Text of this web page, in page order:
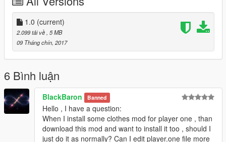
1.0 (current)
2.099 tải về , 5 MB
09 Tháng chín, 2017
6 Bình luận
BlackBaron Banned
Hello , I have a question:
When I install some clothes mod for player one , than
download this mod and want to install it too , should I
just do it as normally? Can I edit player.one file more